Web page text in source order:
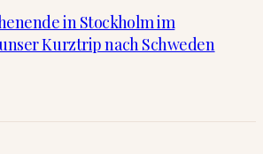
in Stockholm im
Kurztrip nach Schweden